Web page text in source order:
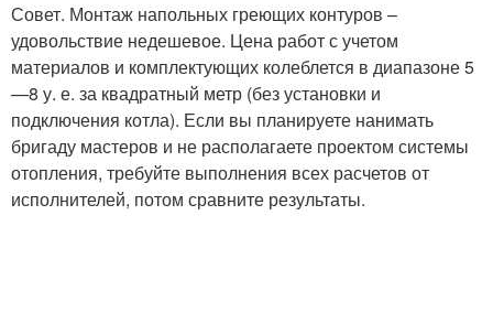
Совет. Монтаж напольных греющих контуров –
удовольствие недешевое. Цена работ с учетом
материалов и комплектующих колеблется в диапазоне 5
—8 у. е. за квадратный метр (без установки и
подключения котла). Если вы планируете нанимать
бригаду мастеров и не располагаете проектом системы
отопления, требуйте выполнения всех расчетов от
исполнителей, потом сравните результаты.